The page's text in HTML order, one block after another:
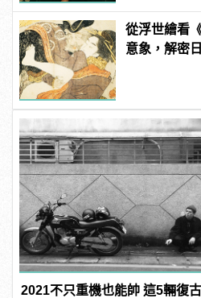
從浮世繪看
意象，解密
2021不只重機也能帥 這5輛復